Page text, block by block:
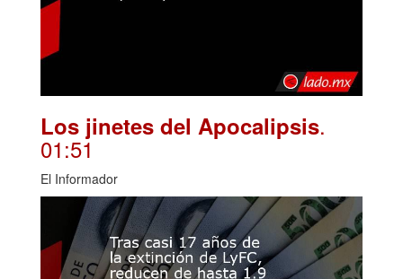
Los jinetes del Apocalipsis.
01:51
El Informador